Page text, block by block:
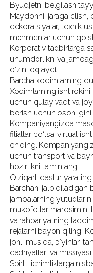
Byudjetni belgilash
Maydonni ijaraga olish,
dekoratsiyalar, texnik
mehmonlar uchun
Korporativ tadbirlarga
unumdorlikni va
o‘zini oqlaydi.
Barcha xodimlarning
Xodimlarning ishtirokini
uchun qulay vaqt va
borish uchun osonligini
Kompaniyangizda
filiallar bo‘lsa, virtual
chiqing.
uchun transport va
hozirlikni ta’minlang.
Qiziqarli dastur yarating
Barchani jalb qiladigan
jamoalarning
mukofotlar marosimini
va rahbariyatning
rejalarni bayon qiling.
jonli musiqa, o‘yinlar,
qadriyatlari va
Spirtli ichimliklarga